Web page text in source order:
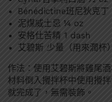
Bénédictine班尼狄克
泥煤威士忌 ¼ oz
安格仕苦精 1 dash
艾碧斯 少量（用來潤杯）
作法：使用艾碧斯將雞尾
材料倒入攪拌杯中使用攪
就完成了，無需裝飾。